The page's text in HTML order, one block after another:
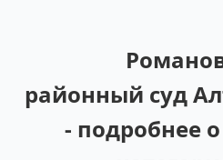
районный суд
- подробнее